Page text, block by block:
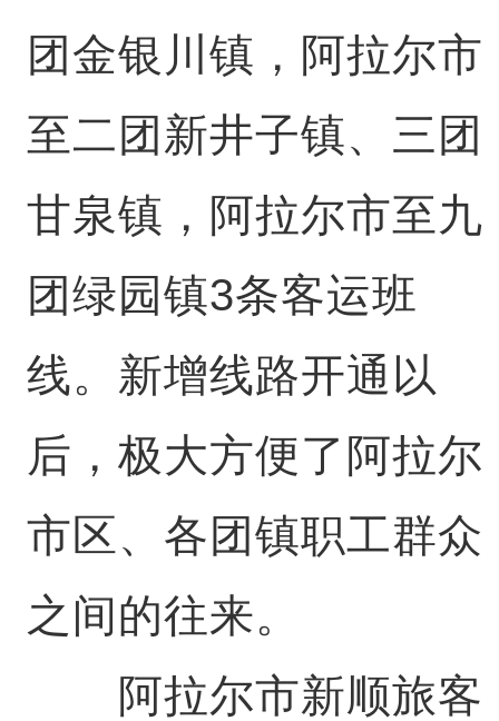
团金银川镇，阿拉尔市
至二团新井子镇、三团
甘泉镇，阿拉尔市至九
团绿园镇3条客运班
线。新增线路开通以
后，极大方便了阿拉尔
市区、各团镇职工群众
之间的往来。
阿拉尔市新顺旅客